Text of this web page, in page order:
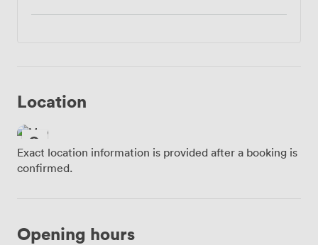
Location
Exact location information is provided after a booking is
confirmed.
Opening hours